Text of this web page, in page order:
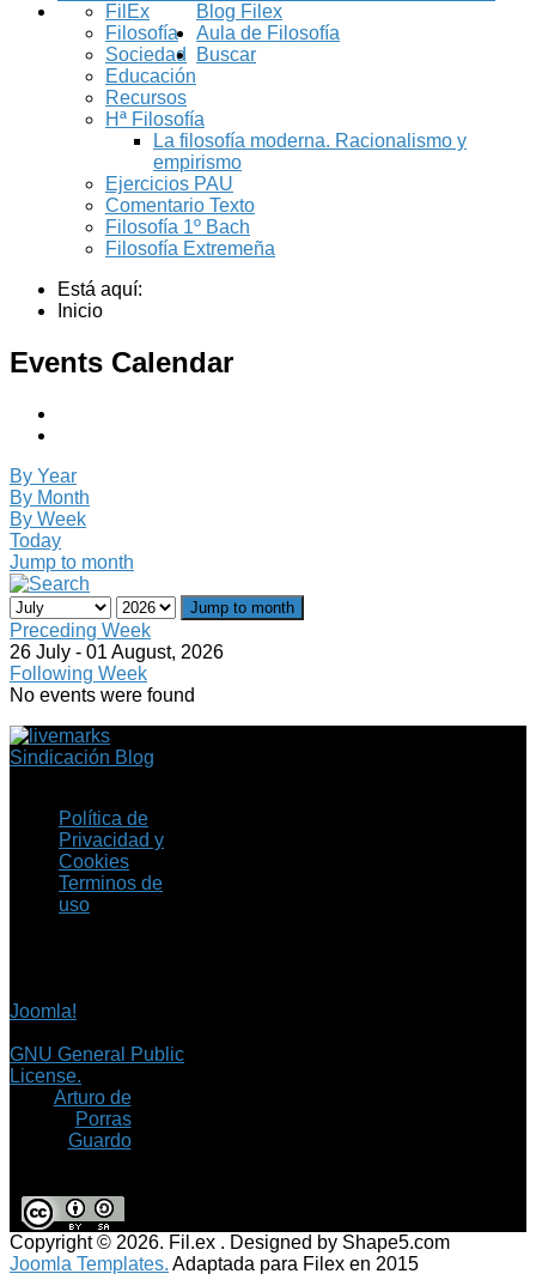
Blog Filex
FilEx
Filosofía
Sociedad
Educación
Recursos
Aula de Filosofía
Hª Filosofía
La filosofía moderna. Racionalismo y
empirismo
Ejercicios PAU
Comentario Texto
Filosofía 1º Bach
Filosofía Extremeña
Buscar
Está aquí:
Inicio
Events Calendar
By Year
By Month
By Week
Today
Jump to month
Jump to month
Preceding Week
26 July - 01 August, 2026
Following Week
No events were found
Sindicación Blog
Política de
Privacidad y
Cookies
Terminos de
uso
Joomla!
GNU General Public
License.
Arturo de
Porras
Guardo
Copyright © 2026. Fil.ex . Designed by Shape5.com
Joomla Templates. Adaptada para Filex en 2015